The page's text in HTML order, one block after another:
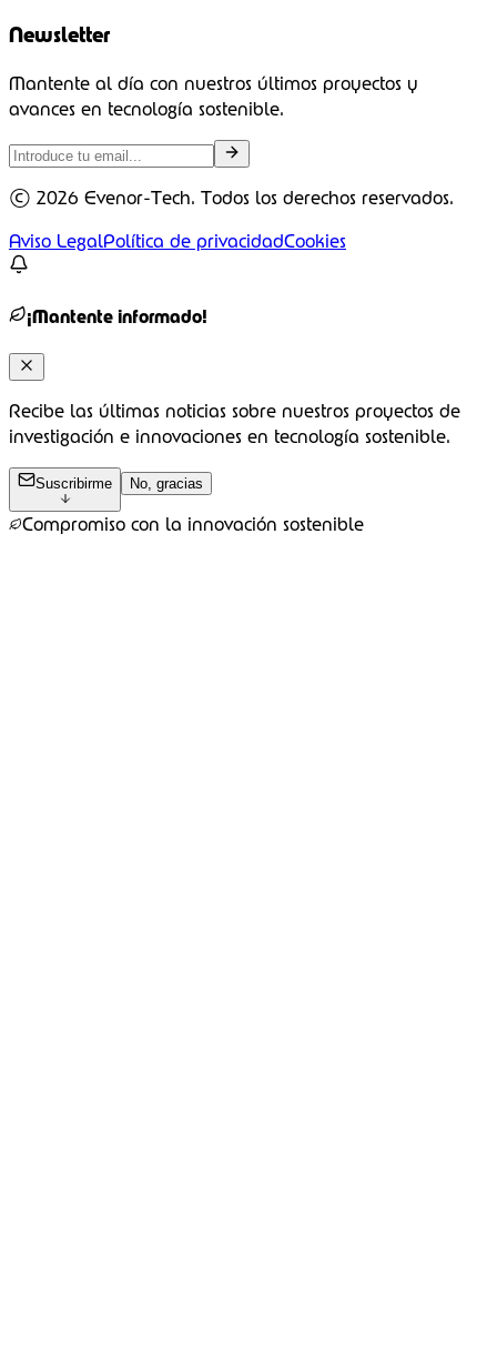
Newsletter
Mantente al día con nuestros últimos proyectos y
avances en tecnología sostenible.
© 2026 Evenor-Tech. Todos los derechos reservados.
Aviso LegalPolítica de privacidadCookies
¡Mantente informado!
Recibe las últimas noticias sobre nuestros proyectos de
investigación e innovaciones en tecnología sostenible.
Suscribirme No, gracias
Compromiso con la innovación sostenible